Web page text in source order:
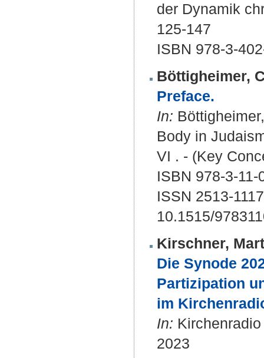
der Dynamik
125-147
ISBN 978-3-
Böttigheimer,
Preface.
In:
Body in
VI . - (Key
ISBN 978-3-
ISSN 2513-1117
10.1515/
Kirschner,
Die Synode
Partizipation
im
In:
2023